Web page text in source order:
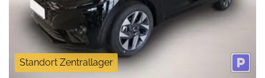
Standort Zentrallager